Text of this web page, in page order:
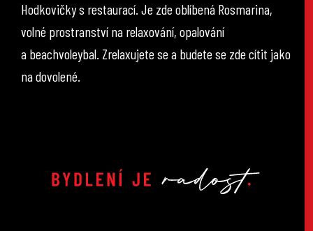
Hodkovičky s restaurací. Je zde oblíbená Rosmarina,
volné prostranství na relaxování, opalování
a beachvoleybal. Zrelaxujete se a budete se zde cítit jako
na dovolené.